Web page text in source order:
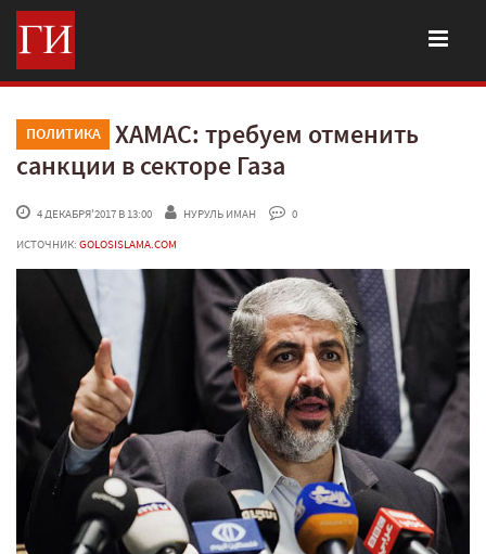
ПОЛИТИКА
ХАМАС: требуем отменить
санкции в секторе Газа
4 ДЕКАБРЯ'2017 В 13:00 НУРУЛЬ ИМАН
0
ИСТОЧНИК: GOLOSISLAMA.COM